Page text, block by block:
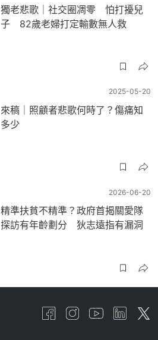
獨老悲歌｜社交圈凋零 怕打擾兒
子 82歲老婦打定輸數無人救
2025-05-20
來稿｜照顧者悲歌何時了？傷痛知
多少
2026-06-20
精準扶貧不精準？政府首揭關愛隊
探訪有年齡劃分 狄志遠指有漏洞